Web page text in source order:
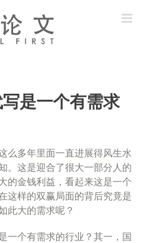
是一个有需求
么多年里面一直进展得风生水
。这是迎合了很大一部分人的
的金钱利益，看起来这是一个
这样的双赢局面的背后究竟是
此大的需求呢？
一个有需求的行业？其一，国